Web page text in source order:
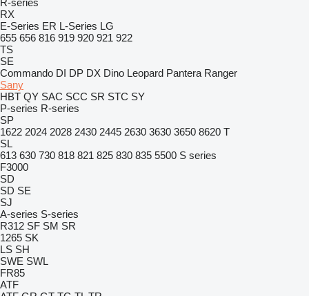
R-series
RX
E-Series ER L-Series LG
655 656 816 919 920 921 922
TS
SE
Commando DI DP DX Dino Leopard Pantera Ranger
Sany
HBT QY SAC SCC SR STC SY
P-series R-series
SP
1622 2024 2028 2430 2445 2630 3630 3650 8620 T
SL
613 630 730 818 821 825 830 835 5500 S series
F3000
SD
SD SE
SJ
A-series S-series
R312 SF SM SR
1265 SK
LS SH
SWE SWL
FR85
ATF